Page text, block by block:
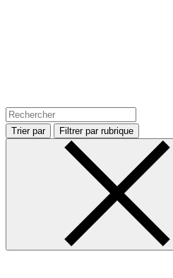
Trier par Filtrer par rubrique